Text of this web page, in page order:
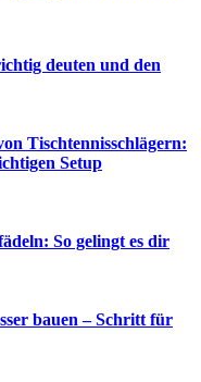
deuten und den
Tischtennisschlägern:
Setup
So gelingt es dir
bauen – Schritt für